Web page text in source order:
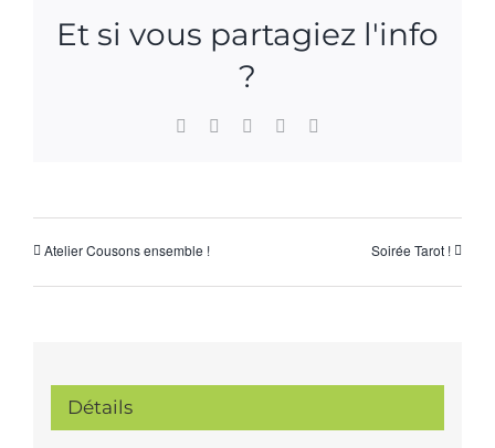
Et si vous partagiez l'info
?
Facebook WhatsApp
Pinterest
Atelier Cousons ensemble ! Soirée Tarot !
Détails